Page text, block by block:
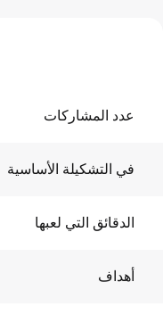
عدد المشاركات
في التشكيلة الأساسية
الدقائق التي لعبها
أهداف